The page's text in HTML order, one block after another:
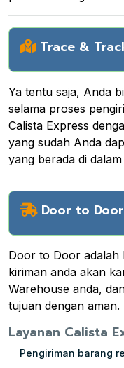
Trace &
Ya tentu saja, Anda
selama proses
Calista Express
yang sudah Anda
yang berada di
Door to
Door to Door adalah
kiriman anda akan
Warehouse anda,
tujuan dengan aman.
Layanan Calista
Pengiriman barang